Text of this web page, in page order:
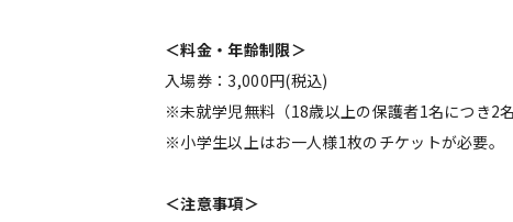
＜料金・年齢制限＞
入場券：3,000円(税込)
※未就学児無料（18歳以上の保護者1名につき2
※小学生以上はお⼀⼈様1枚のチケットが必要。
＜注意事項＞